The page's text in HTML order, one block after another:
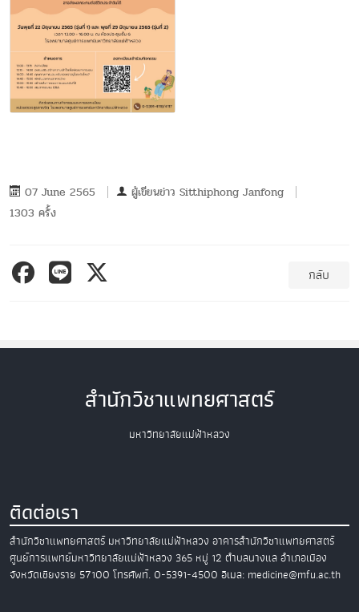
07 June 2565 ผู้เขียนข่าว Sitthiphong Janfong
1303 ครั้ง
กลับ
สำนักวิชาแพทยศาสตร์
มหาวิทยาลัยแม่ฟ้าหลวง
ติดต่อเรา
สำนักวิชาแพทยศาสตร์ มหาวิทยาลัยแม่ฟ้าหลวง อาคารสำนักวิชาแพทยศาสตร์
ศูนย์การแพทย์มหาวิทยาลัยแม่ฟ้าหลวง 365 หมู่ 12 ตำบลนางแล อำเภอเมือง
จังหวัดเชียงราย 57100 โทรศัพท์. 0-5391-4500 อีเมล: medicine@mfu.ac.th